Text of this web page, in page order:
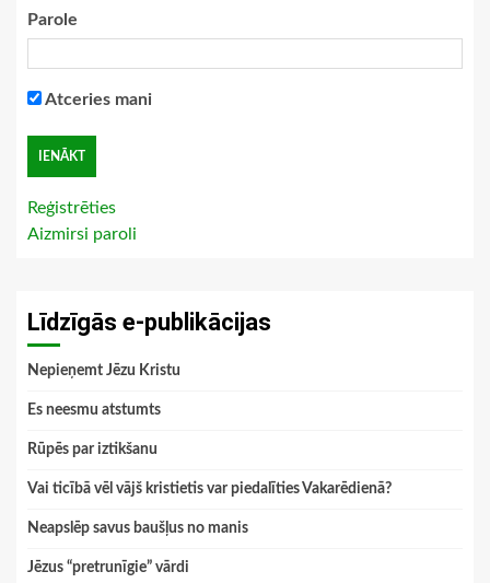
Parole
Atceries mani
Reģistrēties
Aizmirsi paroli
Līdzīgās e-publikācijas
Nepieņemt Jēzu Kristu
Es neesmu atstumts
Rūpēs par iztikšanu
Vai ticībā vēl vājš kristietis var piedalīties Vakarēdienā?
Neapslēp savus baušļus no manis
Jēzus “pretrunīgie” vārdi